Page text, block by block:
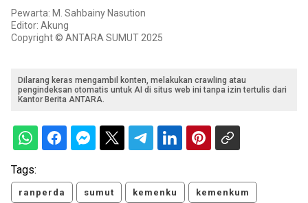
Pewarta: M. Sahbainy Nasution
Editor: Akung
Copyright © ANTARA SUMUT 2025
Dilarang keras mengambil konten, melakukan crawling atau
pengindeksan otomatis untuk AI di situs web ini tanpa izin tertulis dari
Kantor Berita ANTARA.
Tags:
ranperda sumut kemenku kemenkum